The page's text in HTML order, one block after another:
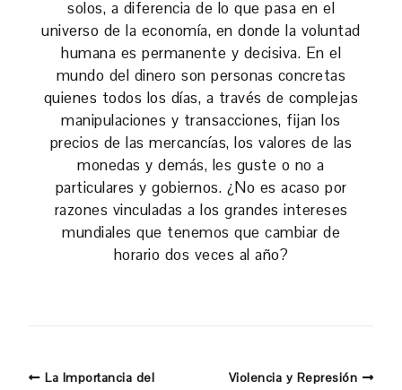
solos, a diferencia de lo que pasa en el
universo de la economía, en donde la voluntad
humana es permanente y decisiva. En el
mundo del dinero son personas concretas
quienes todos los días, a través de complejas
manipulaciones y transacciones, fijan los
precios de las mercancías, los valores de las
monedas y demás, les guste o no a
particulares y gobiernos. ¿No es acaso por
razones vinculadas a los grandes intereses
mundiales que tenemos que cambiar de
horario dos veces al año?
La Importancia del
Violencia y Represión